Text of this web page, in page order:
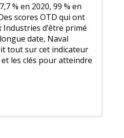
% en 2020, 99 % en
scores OTD qui ont
d’être primé
date, Naval
tout sur cet indicateur
les clés pour atteindre